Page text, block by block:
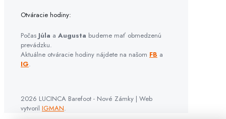
Otváracie hodiny:
Počas Júla a Augusta budeme mať obmedzenú
prevádzku.
Aktuálne otváracie hodiny nájdete na našom FB a
IG.
2026 LUCINCA Barefoot - Nové Zámky | Web
vytvoril IGMAN.